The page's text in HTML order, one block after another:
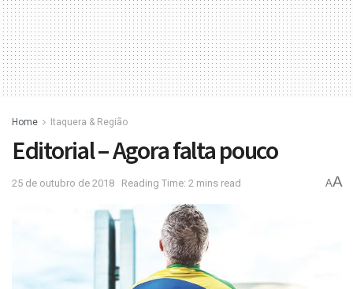
Home Itaquera & Região
Editorial – Agora falta pouco
25 de outubro de 2018 Reading Time: 2 mins read AA